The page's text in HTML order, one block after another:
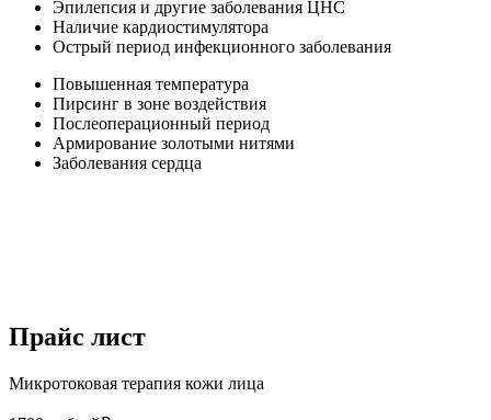
Эпилепсия и другие заболевания ЦНС
Наличие кардиостимулятора
Острый период инфекционного заболевания
Повышенная температура
Пирсинг в зоне воздействия
Послеоперационный период
Армирование золотыми нитями
Заболевания сердца
Прайс лист
Микротоковая терапия кожи лица